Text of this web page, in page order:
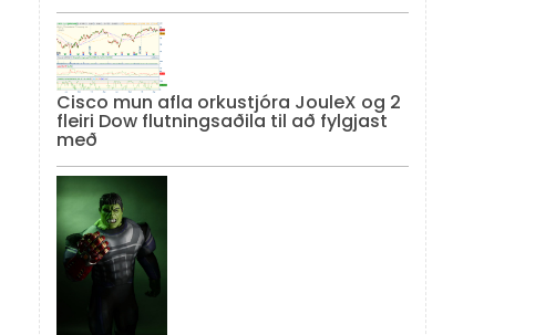
Cisco mun afla orkustjóra JouleX og 2
fleiri Dow flutningsaðila til að fylgjast
með